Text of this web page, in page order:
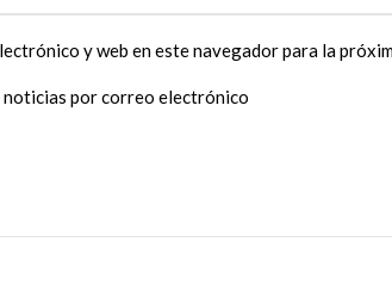
y web en este navegador para la
por correo electrónico